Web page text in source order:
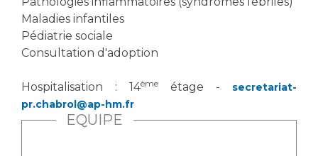
Vivre ensemble à l'hôpital
Culture à l'hôpital
Laïcité et cultes
Les associations
Emplois socio-éducatifs
Statuts
Stages paramédicaux
Chercheurs
Maladies infantiles
Pédiatrie sociale
Consultation d'adoption
Hospitalisation : 14ème étage - secretariat-
pr.chabrol@ap-hm.fr
EQUIPE